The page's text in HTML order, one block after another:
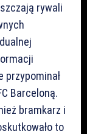
rywali
przypominał
Barceloną.
bramkarz i
to